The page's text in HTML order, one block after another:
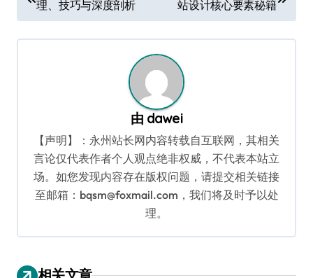
章
导
理、技巧与深度剖析
站设计核心要素秘籍
由 dawei
【声明】：永州站长网内容转载自互联网，其相关
言论仅代表作者个人观点绝非权威，不代表本站立
场。如您发现内容存在版权问题，请提交相关链接
至邮箱：bqsm@foxmail.com，我们将及时予以处
理。